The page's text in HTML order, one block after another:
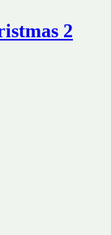
2